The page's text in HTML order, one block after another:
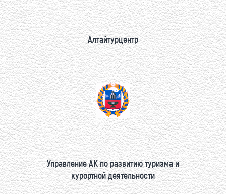
Алтайтурцентр
Управление АК по развитию туризма и
курортной деятельности